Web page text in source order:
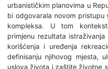
urbanističkim planovima u
bi odgovarala novom pristupu
kompleksa. U tom
primjenu rezultata
korišćenja i uređenja
definisanju njihovog mjesta,
uslova života i zaštite životne